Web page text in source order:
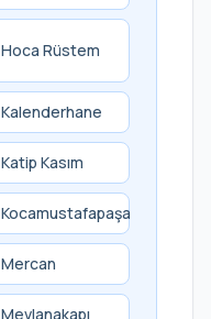
Hoca Rüstem
Kalenderhane
Katip Kasım
Kocamustafapaşa
Mercan
Mevlanakapı